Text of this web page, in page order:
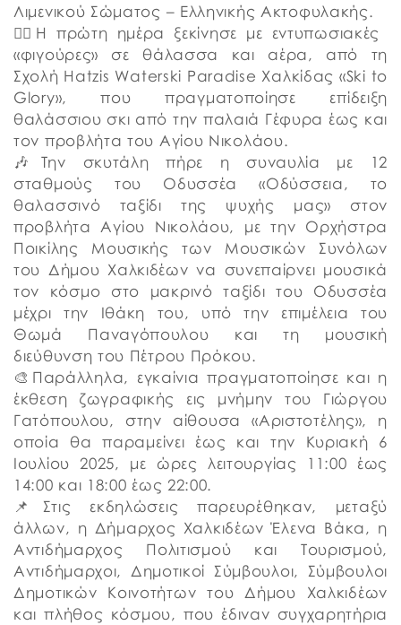
Λιμενικού Σώματος – Ελληνικής Ακτοφυλακής.
🏄‍♂️Η πρώτη ημέρα ξεκίνησε με εντυπωσιακές
«φιγούρες» σε θάλασσα και αέρα, από τη
Σχολή Hatzis Waterski Paradise Χαλκίδας «Ski to
Glory», που πραγματοποίησε επίδειξη
θαλάσσιου σκι από την παλαιά Γέφυρα έως και
τον προβλήτα του Αγίου Νικολάου.
🎶Την σκυτάλη πήρε η συναυλία με 12
σταθμούς του Οδυσσέα «Οδύσσεια, το
θαλασσινό ταξίδι της ψυχής μας» στον
προβλήτα Αγίου Νικολάου, με την Ορχήστρα
Ποικίλης Μουσικής των Μουσικών Συνόλων
του Δήμου Χαλκιδέων να συνεπαίρνει μουσικά
τον κόσμο στο μακρινό ταξίδι του Οδυσσέα
μέχρι την Ιθάκη του, υπό την επιμέλεια του
Θωμά Παναγόπουλου και τη μουσική
διεύθυνση του Πέτρου Πρόκου.
🎨Παράλληλα, εγκαίνια πραγματοποίησε και η
έκθεση ζωγραφικής εις μνήμην του Γιώργου
Γατόπουλου, στην αίθουσα «Αριστοτέλης», η
οποία θα παραμείνει έως και την Κυριακή 6
Ιουλίου 2025, με ώρες λειτουργίας 11:00 έως
14:00 και 18:00 έως 22:00.
📌Στις εκδηλώσεις παρευρέθηκαν, μεταξύ
άλλων, η Δήμαρχος Χαλκιδέων Έλενα Βάκα, η
Αντιδήμαρχος Πολιτισμού και Τουρισμού,
Αντιδήμαρχοι, Δημοτικοί Σύμβουλοι, Σύμβουλοι
Δημοτικών Κοινοτήτων του Δήμου Χαλκιδέων
και πλήθος κόσμου, που έδιναν συγχαρητήρια